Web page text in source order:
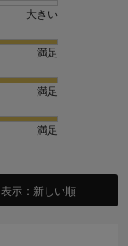
大きい
満足
満足
満足
表示：新しい順